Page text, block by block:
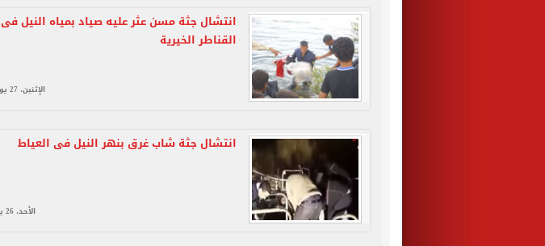
انتشال جثة مسن عثر عليه صياد بمياه النيل فى
القناطر الخيرية
الإثنين، 27 يوليو 2020 10:32 ص
انتشال جثة شاب غرق بنهر النيل فى العياط
الأحد، 26 يوليو 2020 11:34 م